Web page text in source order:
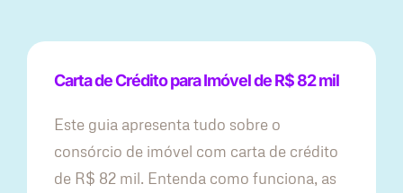
Carta de Crédito para Imóvel de R$ 82 mil
Este guia apresenta tudo sobre o
consórcio de imóvel com carta de crédito
de R$ 82 mil. Entenda como funciona, as